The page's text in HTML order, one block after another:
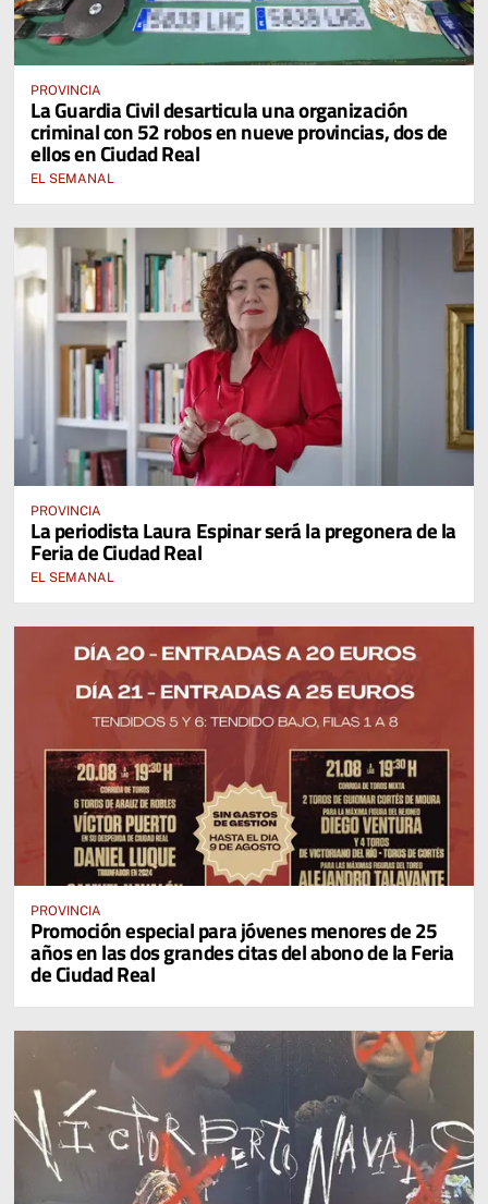
PROVINCIA
La Guardia Civil desarticula una organización
criminal con 52 robos en nueve provincias, dos de
ellos en Ciudad Real
EL SEMANAL
PROVINCIA
La periodista Laura Espinar será la pregonera de la
Feria de Ciudad Real
EL SEMANAL
PROVINCIA
Promoción especial para jóvenes menores de 25
años en las dos grandes citas del abono de la Feria
de Ciudad Real